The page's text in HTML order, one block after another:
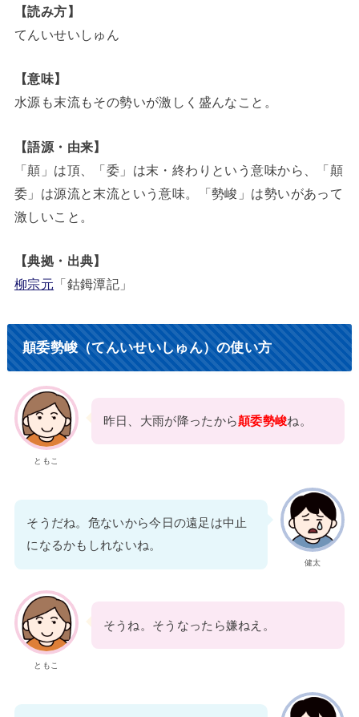
【読み方】
てんいせいしゅん
【意味】
水源も末流もその勢いが激しく盛んなこと。
【語源・由来】
「顛」は頂、「委」は末・終わりという意味から、「顛
委」は源流と末流という意味。「勢峻」は勢いがあって
激しいこと。
【典拠・出典】
柳宗元 「鈷鉧潭記」
顛委勢峻（てんいせいしゅん）の使い方
ともこ
昨日、大雨が降ったから顛委勢峻ね。
健太
そうだね。危ないから今日の遠足は中止
になるかもしれないね。
ともこ
そうね。そうなったら嫌ねえ。